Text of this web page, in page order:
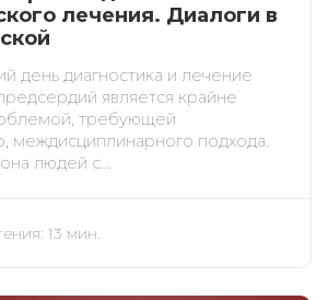
лечения. Диалоги в
день диагностика и лечение
является крайне
требующей
междисциплинарного подхода.
людей с...
13 мин.